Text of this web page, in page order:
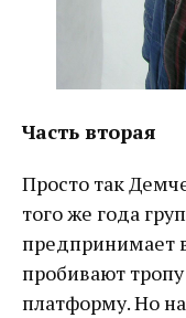
Часть вторая
Просто так
того же года
предпринимает
пробивают
платформу. Но